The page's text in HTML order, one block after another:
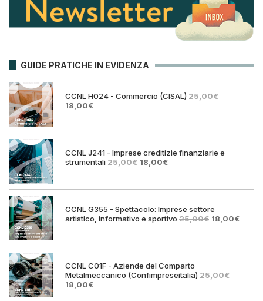
GUIDE PRATICHE IN EVIDENZA
CCNL H024 - Commercio (CISAL) 25,00€
Il
era:
18,00€Il
è:
CCNL J241 - Imprese creditizie finanziarie e
strumentali25,00€ Il
era:
18,00€Il
è:
CCNL G355 - Spettacolo: Imprese settore
artistico, informativo e sportivo 25,00€ Il
era:
18,00€Il
è:
CCNL C01F - Aziende del Comparto
Metalmeccanico (Confimpreseitalia) 25,00€
Il18,00€Il